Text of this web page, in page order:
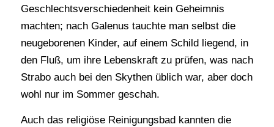
Geschlechtsverschiedenheit kein Geheimnis
machten; nach Galenus tauchte man selbst die
neugeborenen Kinder, auf einem Schild liegend, in
den Fluß, um ihre Lebenskraft zu prüfen, was nach
Strabo auch bei den Skythen üblich war, aber doch
wohl nur im Sommer geschah.
Auch das religiöse Reinigungsbad kannten die